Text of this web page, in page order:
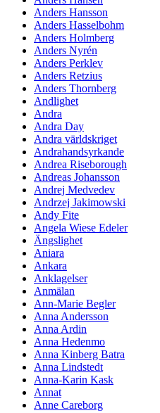
Anders Hansson
Anders Hasselbohm
Anders Holmberg
Anders Nyrén
Anders Perklev
Anders Retzius
Anders Thornberg
Andlighet
Andra
Andra Day
Andra världskriget
Andrahandsyrkande
Andrea Riseborough
Andreas Johansson
Andrej Medvedev
Andrzej Jakimowski
Andy Fite
Angela Wiese Edeler
Ängslighet
Aniara
Ankara
Anklagelser
Anmälan
Ann-Marie Begler
Anna Andersson
Anna Ardin
Anna Hedenmo
Anna Kinberg Batra
Anna Lindstedt
Anna-Karin Kask
Annat
Anne Careborg